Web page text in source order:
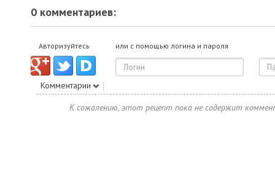
0 комментариев:
Авторизуйтесь или с помощью логина и пароля
Комментарии
К сожалению, этот рецепт пока не содержит